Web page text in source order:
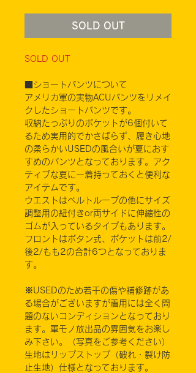
SOLD OUT
SOLD OUT
■ショートパンツについて
アメリカ軍の実物ACUパンツをリメイ
クしたショートパンツです。
収納たっぷりのポケットが6個付いて
るため実用的でかさばらず、履き心地
の柔らかいUSEDの風合いが夏におす
すめのパンツとなっております。アク
ティブな夏に一着持っておくと便利な
アイテムです。
ウエストはベルトループの他にサイズ
調整用の紐付きor両サイドに伸縮性の
ゴムが入っているタイプもあります。
フロントはボタン式、ポケットは前2/
後2/もも2の合計6つとなっておりま
す。
※USEDのため若干の傷や補修跡があ
る場合がございますが着用には全く問
題のないコンディションとなっており
ます。軍モノ放出品の雰囲気をお楽し
み下さい。（写真をご参考ください）
生地はリップストップ（破れ・裂け防
止生地）仕様となっております。